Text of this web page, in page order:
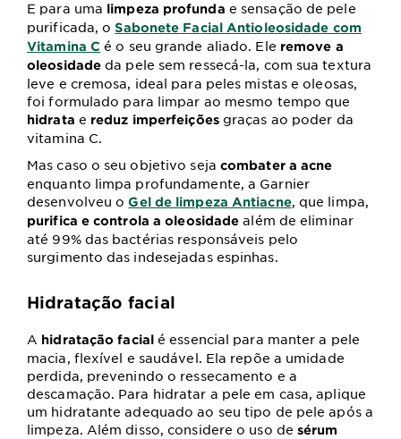
E para uma limpeza profunda e sensação de pele
purificada, oSabonete Facial Antioleosidade com
Vitamina C é o seu grande aliado. Ele remove a
oleosidadeda pele sem ressecá-la, com sua textura
leve e cremosa, ideal para peles mistas e oleosas,
foi formulado para limpar ao mesmo tempo que
hidrata e reduz imperfeiçõesgraças ao poder da
vitamina C.
Mas caso o seu objetivo seja combater a acne
enquanto limpa profundamente, a Garnier
desenvolveu oGel de limpeza Antiacne, que limpa,
purifica e controla a oleosidadealém de eliminar
até 99% das bactérias responsáveis pelo
surgimento das indesejadas espinhas.
Hidratação facial
A hidratação facialé essencial para manter a pele
macia, flexível e saudável. Ela repõe a umidade
perdida, prevenindo o ressecamento e a
descamação. Para hidratar a pele em casa, aplique
um hidratante adequado ao seu tipo de pele após a
limpeza. Além disso, considere o uso desérum